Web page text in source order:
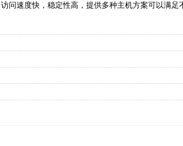
问速度快，稳定性高，提供多种主机方案可以满足